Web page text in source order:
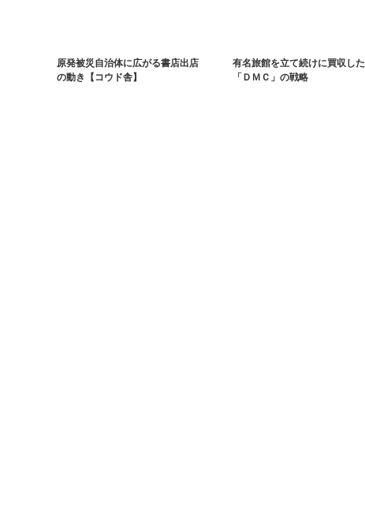
原発被災自治体に広がる書店出店
の動き【コウド舎】
有名旅館を立て続けに買収した
「ＤＭＣ」の戦略